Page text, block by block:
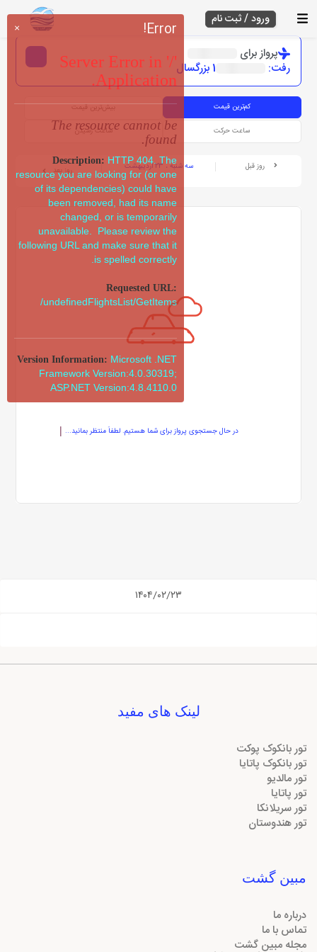
ورود / ثبت نام
پرواز برای
رفت:
1 بزرگسال
کم‌ترین قیمت بیش‌ترین قیمت
ساعت حرکت ساعت رسیدن
روز قبل سه شنبه ، 23 اردیبهشت روز بعد
در حال جستجوی پرواز برای شما هستیم. لطفاً منتظر بمانید...
لینک های مفید
تور بانکوک پوکت
تور بانکوک پاتایا
تور مالدیو
تور پاتایا
تور سریلانکا
تور هندوستان
مبین گشت
درباره ما
تماس با ما
مجله مبین گشت
× Error!
Server Error in '/'
Application.
The resource cannot be
found.
Description: HTTP 404. The
resource you are looking for (or one
of its dependencies) could have
been removed, had its name
changed, or is temporarily
unavailable. Please review the
following URL and make sure that it
is spelled correctly.
Requested URL:
/undefinedFlightsList/GetItems
Version Information: Microsoft .NET
Framework Version:4.0.30319;
ASP.NET Version:4.8.4110.0